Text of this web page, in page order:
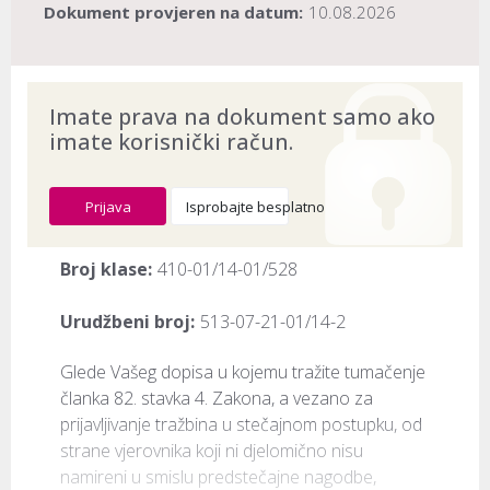
Dokument provjeren na datum: 10.08.2026
Imate prava na dokument samo ako
imate korisnički račun.
Prijava Isprobajte besplatno
Broj klase: 410-01/14-01/528
Urudžbeni broj: 513-07-21-01/14-2
​Glede Vašeg dopisa u kojemu tražite tumačenje
članka 82. stavka 4. Zakona, a vezano za
prijavljivanje tražbina u stečajnom postupku, od
strane vjerovnika koji ni djelomično nisu
namireni u smislu predstečajne nagodbe,